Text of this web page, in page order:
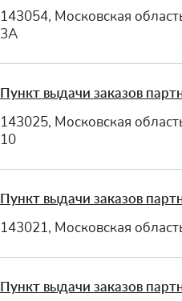
143054, Московская
3А
Пункт выдачи заказов
143025, Московская
10
Пункт выдачи заказов
143021, Московская
Пункт выдачи заказов